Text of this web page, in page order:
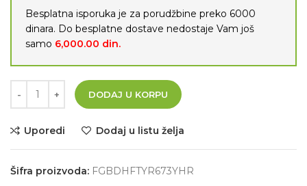
Besplatna isporuka je za porudžbine preko 6000
dinara. Do besplatne dostave nedostaje Vam još
samo 6,000.00 din.
DODAJ U KORPU
Uporedi Dodaj u listu želja
Šifra proizvoda: FGBDHFTYR673YHR